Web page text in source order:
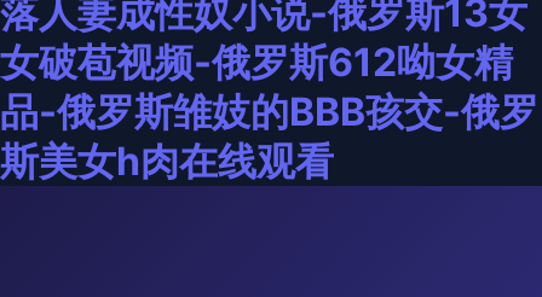
落人妻成性奴小说-俄罗斯13女
女破苞视频-俄罗斯612呦女精
品-俄罗斯雏妓的BBB孩交-俄罗
斯美女h肉在线观看